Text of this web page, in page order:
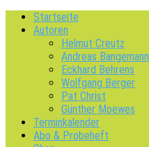
Startseite
Autoren
Helmut Creutz
Andreas Bangemann
Eckhard Behrens
Wolfgang Berger
Pat Christ
Günther Moewes
Terminkalender
Abo & Probeheft